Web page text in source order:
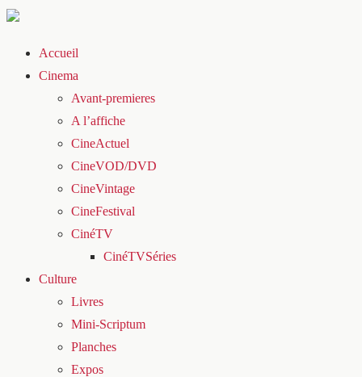
Accueil
Cinema
Avant-premieres
A l’affiche
CineActuel
CineVOD/DVD
CineVintage
CineFestival
CinéTV
CinéTVSéries
Culture
Livres
Mini-Scriptum
Planches
Expos